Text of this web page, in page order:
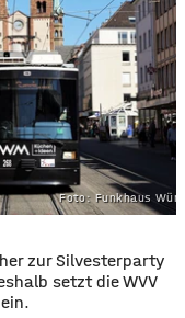
Foto: Funkhaus
zur Silvesterparty
setzt die WVV